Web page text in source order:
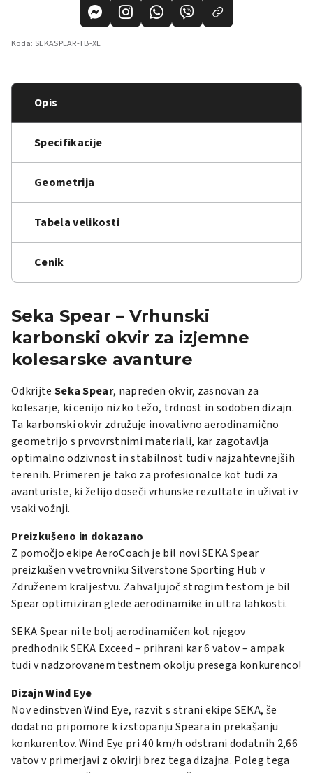
Koda: SEKASPEAR-TB-XL
Opis
Specifikacije
Geometrija
Tabela velikosti
Cenik
Seka Spear – Vrhunski
karbonski okvir za izjemne
kolesarske avanture
Odkrijte Seka Spear, napreden okvir, zasnovan za
kolesarje, ki cenijo nizko težo, trdnost in sodoben dizajn.
Ta karbonski okvir združuje inovativno aerodinamično
geometrijo s prvovrstnimi materiali, kar zagotavlja
optimalno odzivnost in stabilnost tudi v najzahtevnejših
terenih. Primeren je tako za profesionalce kot tudi za
avanturiste, ki želijo doseči vrhunske rezultate in uživati v
vsaki vožnji.
Preizkušeno in dokazano
Z pomočjo ekipe AeroCoach je bil novi SEKA Spear
preizkušen v vetrovniku Silverstone Sporting Hub v
Združenem kraljestvu. Zahvaljujoč strogim testom je bil
Spear optimiziran glede aerodinamike in ultra lahkosti.
SEKA Spear ni le bolj aerodinamičen kot njegov
predhodnik SEKA Exceed – prihrani kar 6 vatov – ampak
tudi v nadzorovanem testnem okolju presega konkurenco!
Dizajn Wind Eye
Nov edinstven Wind Eye, razvit s strani ekipe SEKA, še
dodatno pripomore k izstopanju Speara in prekašanju
konkurentov. Wind Eye pri 40 km/h odstrani dodatnih 2,66
vatov v primerjavi z okvirji brez tega dizajna. Poleg tega